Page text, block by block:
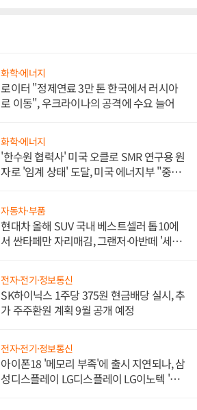
화학·에너지
로이터 "정제연료 3만 톤 한국에서 러시아
로 이동", 우크라이나의 공격에 수요 늘어
화학·에너지
'한수원 협력사' 미국 오클로 SMR 연구용 원
자로 '임계 상태' 도달, 미국 에너지부 "중요
자동차·부품
현대차 올해 SUV 국내 베스트셀러 톱10에
서 싼타페만 자리매김, 그랜저·아반떼 '세단
전자·전기·정보통신
SK하이닉스 1주당 375원 현금배당 실시, 추
가 주주환원 계획 9월 공개 예정
전자·전기·정보통신
아이폰18 '메모리 부족'에 출시 지연되나, 삼
성디스플레이 LG디스플레이 LG이노텍 '탈